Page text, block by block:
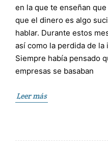
en la que te enseñan
que el dinero es algo
hablar. Durante estos
así como la perdida de
Siempre había pensado
empresas se basaban
Leer más